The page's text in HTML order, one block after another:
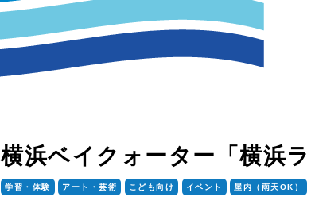
横浜ベイクォーター「横浜
学習・体験 アート・芸術 こども向け イベント 屋内（雨天OK）